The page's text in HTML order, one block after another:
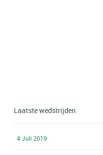
Laatste wedstrijden
4 Juli 2019